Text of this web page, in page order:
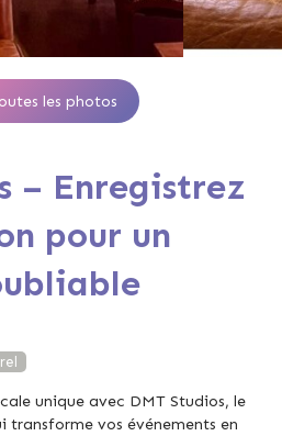
les photos
– Enregistrez
pour un
unique avec DMT Studios, le
transforme vos événements en